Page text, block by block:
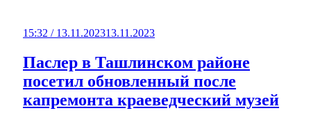
15:32 / 13.11.202313.11.2023
Паслер в Ташлинском районе
посетил обновленный после
капремонта краеведческий музей